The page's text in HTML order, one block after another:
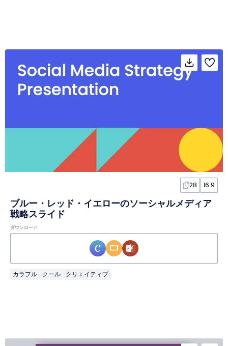
28 16:9
ブルー・レッド・イエローのソーシャルメディア
戦略スライド
ダウンロード
カラフル クール クリエイティブ